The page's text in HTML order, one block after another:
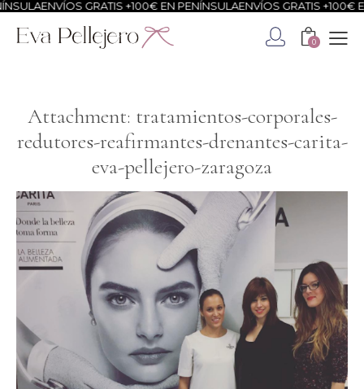
ENVÍOS GRATIS +100€ EN PENÍNSULAENVÍOS GRATIS +100€ EN
0
Attachment: tratamientos-corporales-
redutores-reafirmantes-drenantes-carita-
eva-pellejero-zaragoza